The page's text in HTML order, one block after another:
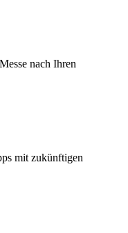
nach Ihren
mit zukünftigen